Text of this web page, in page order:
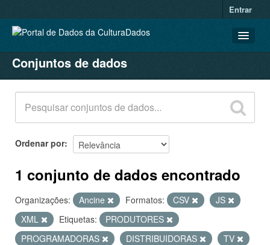
Entrar
CONJUNTOS DE DADOS
ORGANIZAÇÕES
GRUPOS
SOBRE
Conjuntos de dados
Ordenar por
1 conjunto de dados encontrado
Organizações: Ancine Formatos: CSV
JS
XML
Etiquetas:
PRODUTORES
PROGRAMADORAS
DISTRIBUIDORAS
TV